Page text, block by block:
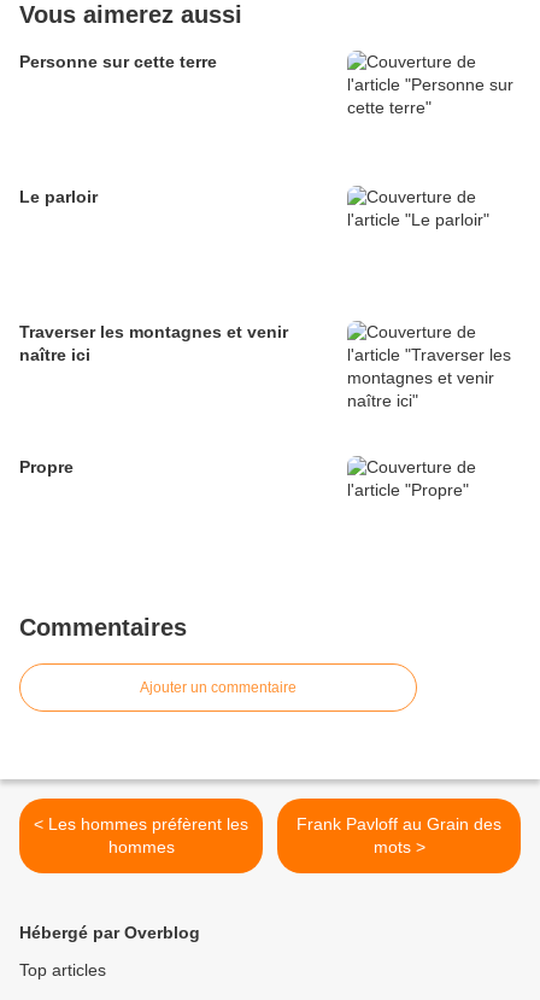
Vous aimerez aussi
Personne sur cette terre
Le parloir
Traverser les montagnes et venir
naître ici
Propre
Commentaires
Ajouter un commentaire
< Les hommes préfèrent les
hommes
Frank Pavloff au Grain des
mots >
Hébergé par Overblog
Top articles